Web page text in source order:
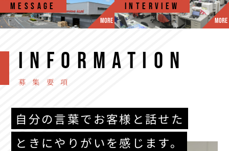
MESSAGE
MORE
INTERVIEW
MORE
INFORMATION
募集要項
自分の言葉でお客様と話せた
ときにやりがいを感じます。